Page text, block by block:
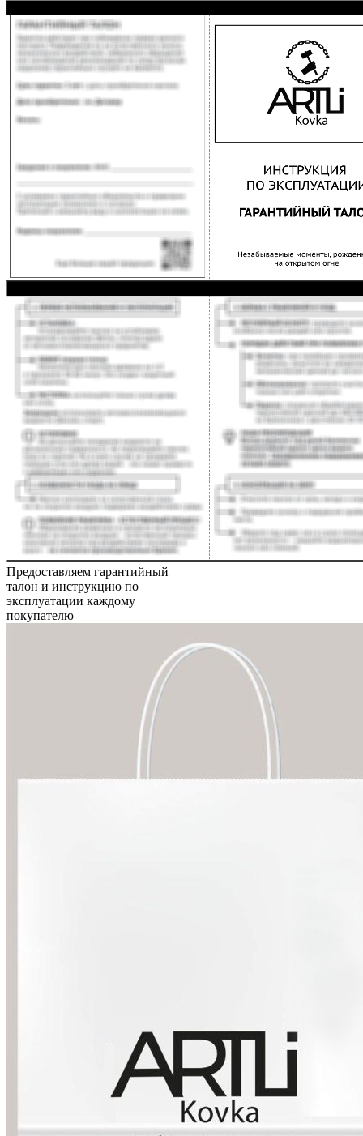
Предоставляем гарантийный
талон и инструкцию по
эксплуатации каждому
покупателю